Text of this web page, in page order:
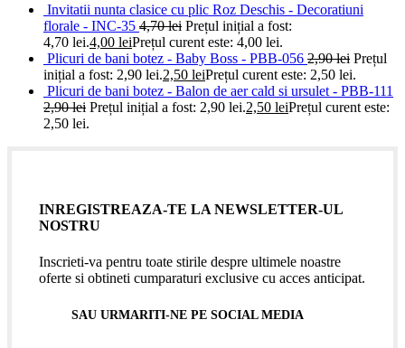
Invitatii nunta clasice cu plic Roz Deschis - Decoratiuni
florale - INC-35 4,70lei Prețul inițial a fost:
4,70 lei.4,00 leiPrețul curent este: 4,00 lei.
Plicuri de bani botez - Baby Boss - PBB-056 2,90lei Prețul
inițial a fost: 2,90 lei.2,50 leiPrețul curent este: 2,50 lei.
Plicuri de bani botez - Balon de aer cald si ursulet - PBB-111
2,90lei Prețul inițial a fost: 2,90 lei.2,50 leiPrețul curent este:
2,50 lei.
INREGISTREAZA-TE LA NEWSLETTER-UL
NOSTRU
Inscrieti-va pentru toate stirile despre ultimele noastre
oferte si obtineti cumparaturi exclusive cu acces anticipat.
SAU URMARITI-NE PE SOCIAL MEDIA